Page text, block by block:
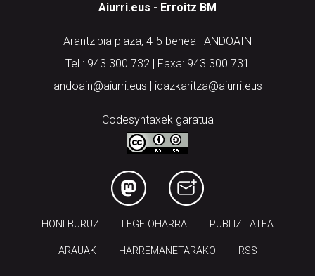
Aiurri.eus - Erroitz BM
Arantzibia plaza, 4-5 behea | ANDOAIN
Tel.: 943 300 732 | Faxa: 943 300 731
andoain@aiurri.eus | idazkaritza@aiurri.eus
Codesyntaxek garatua
HONI BURUZ LEGE OHARRA PUBLIZITATEA
ARAUAK HARREMANETARAKO RSS